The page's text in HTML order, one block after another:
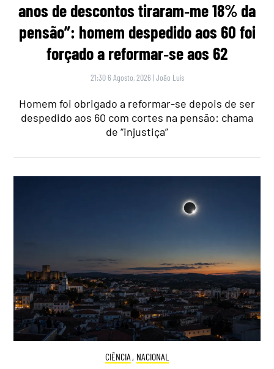
anos de descontos tiraram‑me 18% da
pensão”: homem despedido aos 60 foi
forçado a reformar‑se aos 62
21:30 6 Agosto, 2026 |João Luís
Homem foi obrigado a reformar-se depois de ser
despedido aos 60 com cortes na pensão: chama
de “injustiça”
CIÊNCIA , NACIONAL